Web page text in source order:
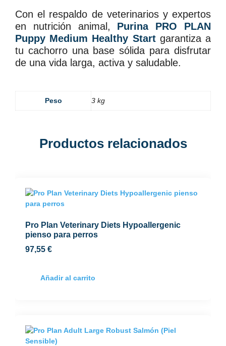
Con el respaldo de veterinarios y expertos
en nutrición animal, Purina PRO PLAN
Puppy Medium Healthy Startgarantiza a
tu cachorro una base sólida para disfrutar
de una vida larga, activa y saludable.
Peso 3 kg
Productos relacionados
Pro Plan Veterinary Diets Hypoallergenic
pienso para perros
97,55 €
Añadir al carrito